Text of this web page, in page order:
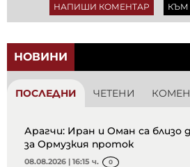
НАПИШИ КОМЕНТАР КЪМ
НОВИНИ
ПОСЛЕДНИ ЧЕТЕНИ
Арагчи: Иран и Оман са близо
за Ормузкия проток
08.08.2026 | 16:15 ч. 0